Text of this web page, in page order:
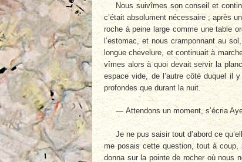
Nous suivîmes son conseil et
c’était absolument nécessaire ; après
roche à peine large comme une table
l’estomac, et nous cramponnant au
longue chevelure, et continuait à
vîmes alors à quoi devait servir la
espace vide, de l’autre côté duquel il
profondes que durant la nuit.
— Attendons un moment, s’écria
Je ne pus saisir tout d’abord ce
me posais cette question, tout à
donna sur la pointe de rocher où nous